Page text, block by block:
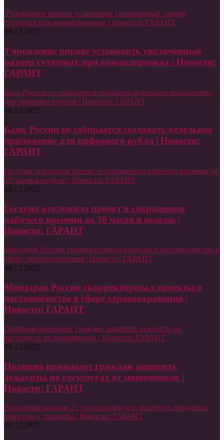
Учреждение вправе установить увеличенный размер
суточных при командировках | Новости: ГАРАНТ
08.12.2025
Учреждение вправе установить увеличенный
размер суточных при командировках | Новости:
ГАРАНТ
Банк России не собирается создавать отдельное приложение
для цифрового рубля | Новости: ГАРАНТ
08.12.2025
Банк России не собирается создавать отдельное
приложение для цифрового рубля | Новости:
ГАРАНТ
Госдума отклонила проект о сокращении рабочего времени до
30 часов в неделю | Новости: ГАРАНТ
08.12.2025
Госдума отклонила проект о сокращении
рабочего времени до 30 часов в неделю |
Новости: ГАРАНТ
Минздрав России скорректировал проекты о наставничестве в
сфере здравоохранения | Новости: ГАРАНТ
08.12.2025
Минздрав России скорректировал проекты о
наставничестве в сфере здравоохранения |
Новости: ГАРАНТ
Полиция призывает граждан защитить аккаунты на
госуслугах от мошенников | Новости: ГАРАНТ
08.12.2025
Полиция призывает граждан защитить
аккаунты на госуслугах от мошенников |
Новости: ГАРАНТ
Россиянам младше 21 года планируют запретить продавать
алкоголь и сигареты | Новости: ГАРАНТ
08.12.2025